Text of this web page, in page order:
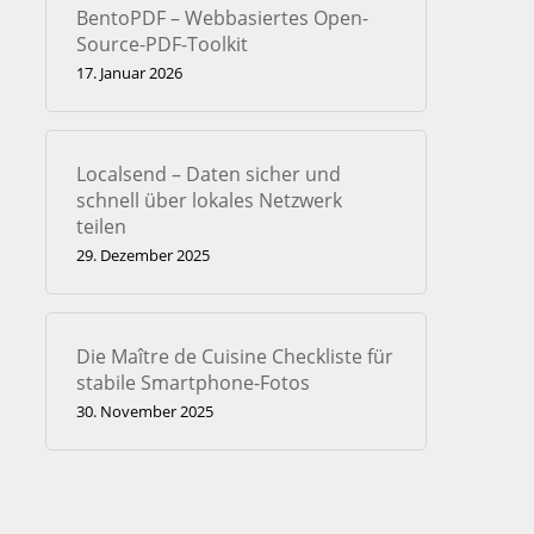
BentoPDF – Webbasiertes Open-
Source-PDF-Toolkit
17. Januar 2026
Localsend – Daten sicher und
schnell über lokales Netzwerk
teilen
29. Dezember 2025
Die Maître de Cuisine Checkliste für
stabile Smartphone-Fotos
30. November 2025